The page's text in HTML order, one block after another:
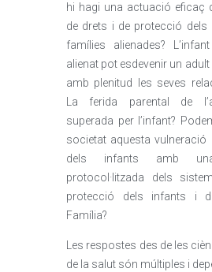
hi hagi una actuació eficaç
de drets i de protecció dels
famílies alienades?
alienat pot esdevenir un
amb plenitud les seves
La ferida parental de
superada per l’infant?
societat aquesta vulneració
dels infants amb una
protocol·litzada dels
protecció dels infants i
Família?
Les respostes des de les
de la salut són múltiples i